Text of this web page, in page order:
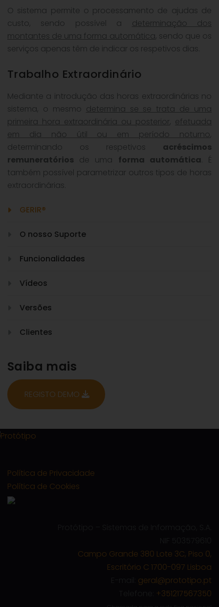
O sistema permite o processamento de ajudas de
custo, sendo possível a determinação dos
montantes de uma forma automática, sendo que os
serviços apenas têm de indicar os respetivos dias.
Trabalho Extraordinário
Mediante a introdução das horas extraordinárias no
sistema, o mesmo determina se se trata de uma
primeira hora extraordinária ou posterior, efetuada
em dia não útil ou em período noturno,
determinando os respetivos acréscimos
remuneratórios de uma forma automática . É
também possível parametrizar outros tipos de horas
extraordinárias.
GERIR®
O nosso Suporte
Funcionalidades
Vídeos
Versões
Clientes
Saiba mais
REGISTO DEMO
Política de Privacidade
Política de Cookies
Campo Grande 380 Lote 3C, Piso 0,
Escritório C 1700-097 Lisboa
geral@prototipo.pt
+351217567350